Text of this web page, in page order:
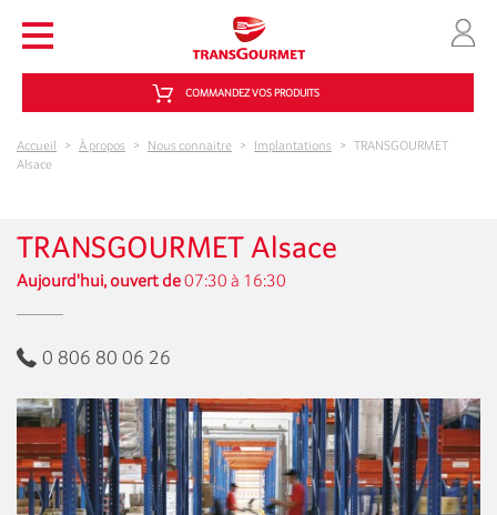
COMMANDEZ VOS PRODUITS
Accueil > À propos > Nous connaitre > Implantations > TRANSGOURMET
Alsace
TRANSGOURMET Alsace
Aujourd'hui, ouvert de07:30 à 16:30
0 806 80 06 26